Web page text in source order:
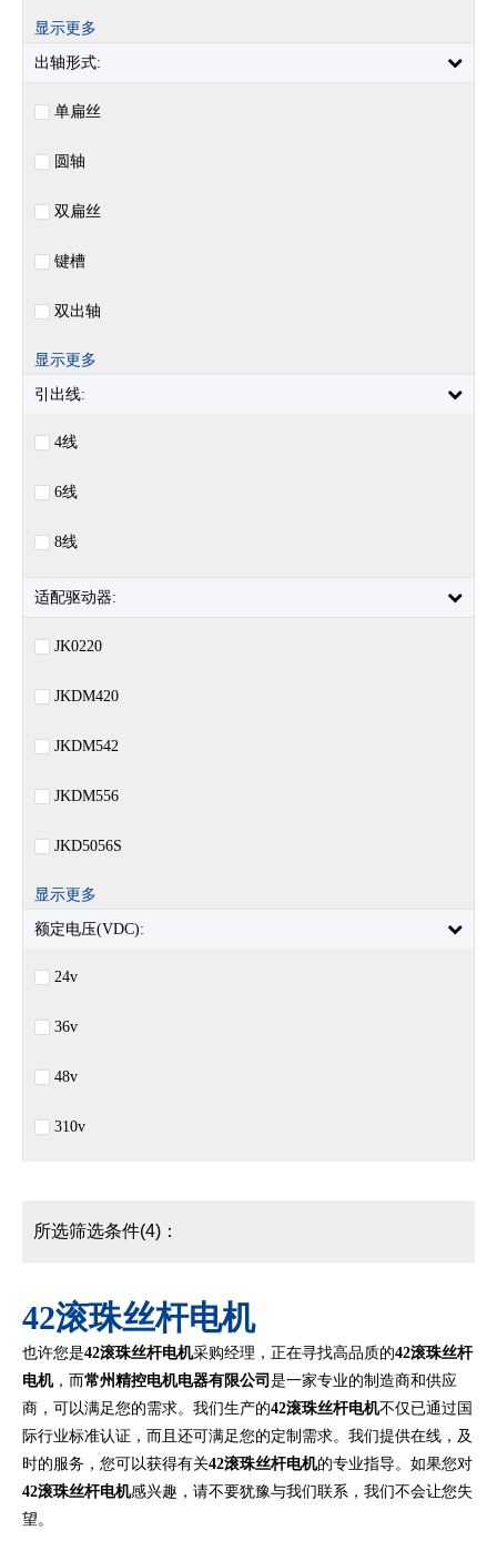
显示更多
出轴形式:
单扁丝
圆轴
双扁丝
键槽
双出轴
显示更多
引出线:
4线
6线
8线
适配驱动器:
JK0220
JKDM420
JKDM542
JKDM556
JKD5056S
显示更多
额定电压(VDC):
24v
36v
48v
310v
所选筛选条件(4)：
42滚珠丝杆电机
也许您是42滚珠丝杆电机采购经理，正在寻找高品质的42滚珠丝杆
电机，而常州精控电机电器有限公司 是一家专业的制造商和供应
商，可以满足您的需求。我们生产的42滚珠丝杆电机不仅已通过国
际行业标准认证，而且还可满足您的定制需求。我们提供在线，及
时的服务，您可以获得有关42滚珠丝杆电机的专业指导。如果您对
42滚珠丝杆电机感兴趣，请不要犹豫与我们联系，我们不会让您失
望。